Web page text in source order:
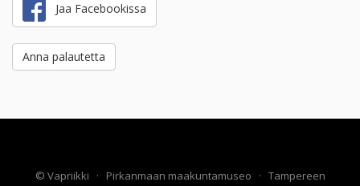
Jaa Facebookissa
Anna palautetta
© Vapriikki · Pirkanmaan maakuntamuseo · Tampereen